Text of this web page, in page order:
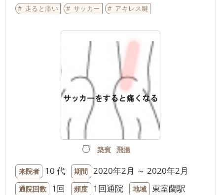
走ると痛い サッカー アキレス腱
築賓 飛揚
来院者 10 代 期間 2020年2月 ～ 2020年2月
通院回数 1回 頻度 1回通院 地域 東室蘭駅